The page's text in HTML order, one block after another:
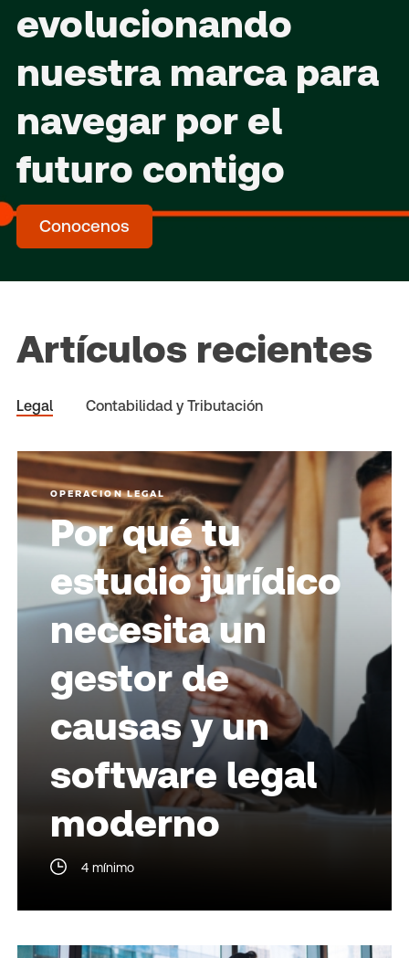
evolucionando
nuestra marca para
navegar por el
futuro contigo
Conocenos
Artículos recientes
Legal Contabilidad y Tributación
OPERACION LEGAL
Por qué tu
estudio jurídico
necesita un
gestor de
causas y un
software legal
moderno
4 mínimo